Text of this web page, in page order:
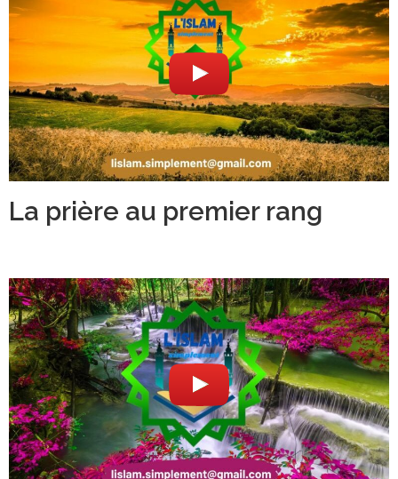
La prière au premier rang